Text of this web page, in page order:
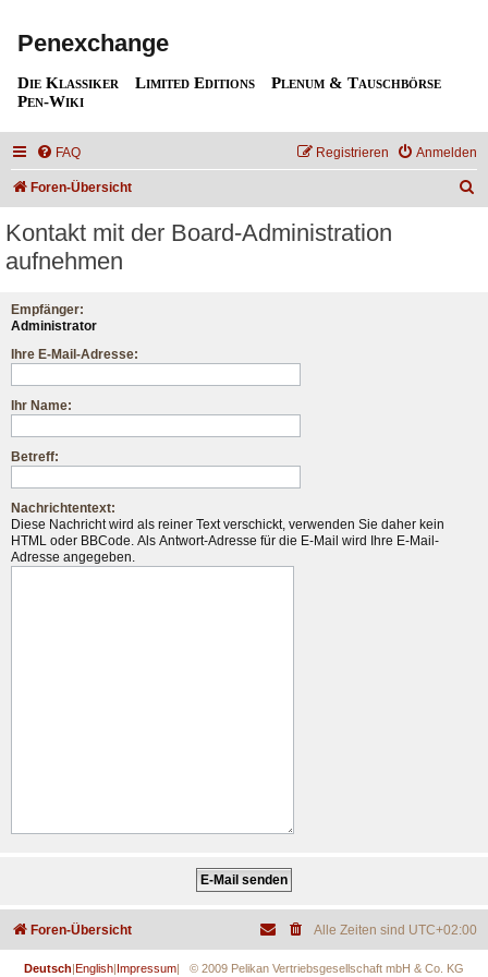
Penexchange
Die Klassiker Limited Editions
Plenum & Tauschbörse
Pen-Wiki
FAQ Anmelden
Registrieren
Foren-Übersicht
Kontakt mit der Board-Administration
aufnehmen
Empfänger:
Administrator
Ihre E-Mail-Adresse:
Ihr Name:
Betreff:
Nachrichtentext:
Diese Nachricht wird als reiner Text verschickt, verwenden Sie daher kein
HTML oder BBCode. Als Antwort-Adresse für die E-Mail wird Ihre E-Mail-
Adresse angegeben.
Foren-Übersicht Alle Zeiten sind UTC+02:00
Deutsch|English|Impressum| © 2009 Pelikan Vertriebsgesellschaft mbH & Co. KG